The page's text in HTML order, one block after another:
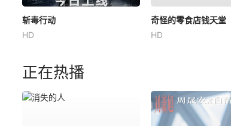
斩毒行动
HD
奇怪的零食店钱天堂
HD
正在热播